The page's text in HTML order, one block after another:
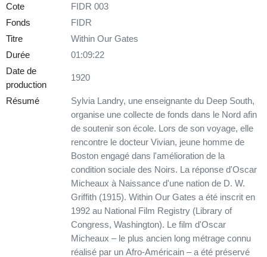
Cote
FIDR 003
Fonds
FIDR
Titre
Within Our Gates
Durée
01:09:22
Date de
production
1920
Résumé
Sylvia Landry, une enseignante du Deep South,
organise une collecte de fonds dans le Nord afin
de soutenir son école. Lors de son voyage, elle
rencontre le docteur Vivian, jeune homme de
Boston engagé dans l'amélioration de la
condition sociale des Noirs. La réponse d'Oscar
Micheaux à Naissance d'une nation de D. W.
Griffith (1915). Within Our Gates a été inscrit en
1992 au National Film Registry (Library of
Congress, Washington). Le film d'Oscar
Micheaux – le plus ancien long métrage connu
réalisé par un Afro-Américain – a été préservé